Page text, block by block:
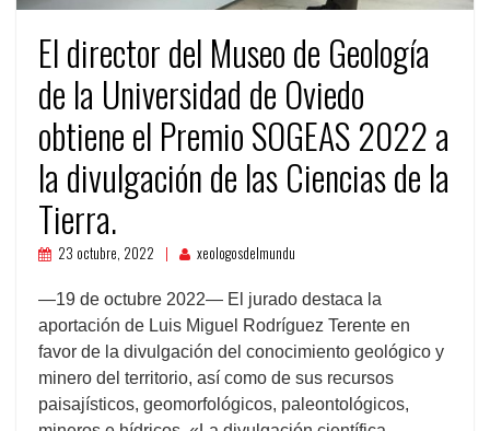
El director del Museo de Geología
de la Universidad de Oviedo
obtiene el Premio SOGEAS 2022 a
la divulgación de las Ciencias de la
Tierra.
23 octubre, 2022 xeologosdelmundu
—19 de octubre 2022— El jurado destaca la
aportación de Luis Miguel Rodríguez Terente en
favor de la divulgación del conocimiento geológico y
minero del territorio, así como de sus recursos
paisajísticos, geomorfológicos, paleontológicos,